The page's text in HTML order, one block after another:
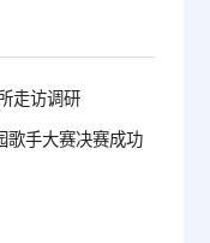
走访调研
歌手大赛决赛成功